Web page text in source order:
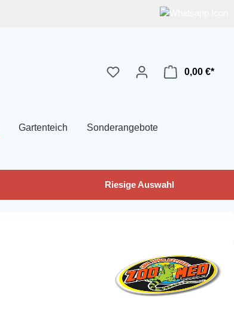
0,00 €*
Gartenteich Sonderangebote
Riesige Auswahl